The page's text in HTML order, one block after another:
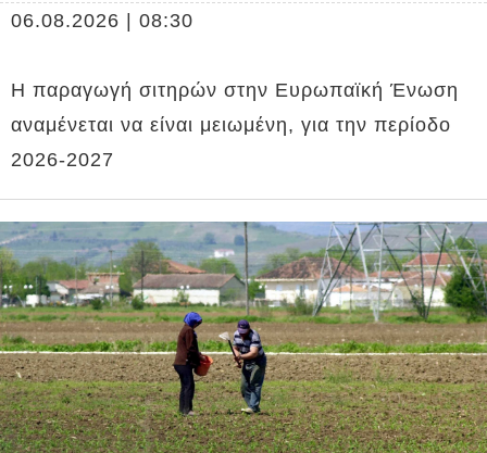
06.08.2026 | 08:30
Η παραγωγή σιτηρών στην Ευρωπαϊκή Ένωση
αναμένεται να είναι μειωμένη, για την περίοδο
2026-2027